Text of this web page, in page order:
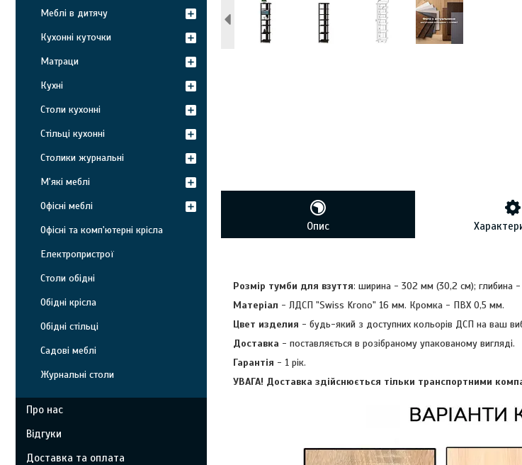
Опис
Розмір тумби для взуття: ширина - 302 мм (30,2 см); глибина -
Матеріал - ЛДСП "Swiss Krono" 16 мм. Кромка - ПВХ 0,5 мм.
Цвет изделия - будь-який з доступних кольорів ДСП на ваш
Доставка - поставляється в розібраному упакованому вигляді.
Гарантія - 1 рік.
УВАГА! Доставка здійснюється тільки транспортними
Меблі в дитячу
Кухонні куточки
Матраци
Кухні
Столи кухонні
Стільці кухонні
Столики журнальні
М'які меблі
Офісні меблі
Офісні та комп'ютерні крісла
Електропристрої
Столи обідні
Обідні крісла
Обідні стільці
Садові меблі
Журнальні столи
Про нас
Відгуки
Доставка та оплата